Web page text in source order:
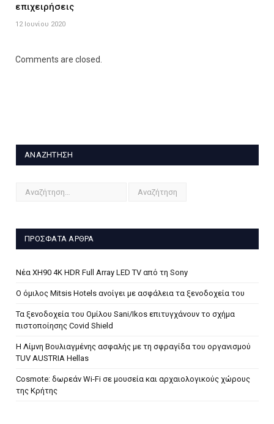
επιχειρήσεις
12 Ιουνίου 2020
Comments are closed.
ΑΝΑΖΉΤΗΣΗ
ΠΡΌΣΦΑΤΑ ΆΡΘΡΑ
Νέα XH90 4K HDR Full Array LED TV από τη Sony
Ο όμιλος Mitsis Hotels ανοίγει με ασφάλεια τα ξενοδοχεία του
Τα ξενοδοχεία του Ομίλου Sani/Ikos επιτυγχάνουν το σχήμα
πιστοποίησης Covid Shield
H Λίμνη Βουλιαγμένης ασφαλής με τη σφραγίδα του οργανισμού
TUV AUSTRIA Hellas
Cosmote: δωρεάν Wi-Fi σε μουσεία και αρχαιολογικούς χώρους
της Κρήτης